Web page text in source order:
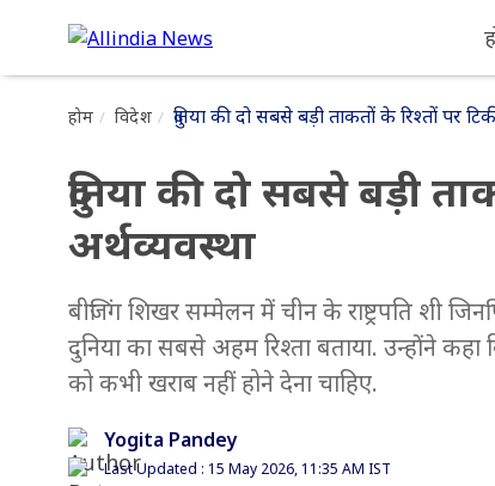
होम विदेश दुनिया की दो सबसे बड़ी ताकतों के रिश्तों पर
दुनिया की दो सबसे बड़ी
अर्थव्यवस्था
बीजिंग शिखर सम्मेलन में चीन के राष्ट्रपति शी
दुनिया का सबसे अहम रिश्ता बताया. उन्होंने
को कभी खराब नहीं होने देना चाहिए.
Yogita Pandey
Last Updated : 15 May 2026, 11:35 AM IST